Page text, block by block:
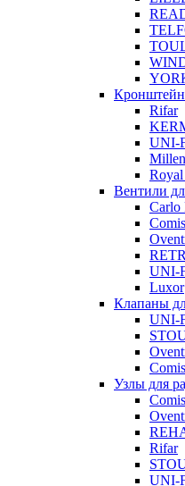
Rifar
UNI-
Вентили
Carlo
UNI-
Luxor
Клапаны
UNI-
Узлы для
Rifar
UNI-